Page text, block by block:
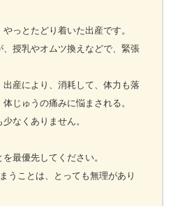
っとたどり着いた出産です。
授乳やオムツ換えなどで、緊張
産により、消耗して、体力も落
じゅうの痛みに悩まされる。
なくありません。
最優先してください。
うことは、とっても無理があり